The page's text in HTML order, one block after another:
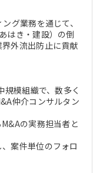
グ業務を通じて、
はき・建設）の倒
外流出防止に貢献
規模組織で、数多く
仲介コンサルタン
の実務担当者と
案件単位のフォロ